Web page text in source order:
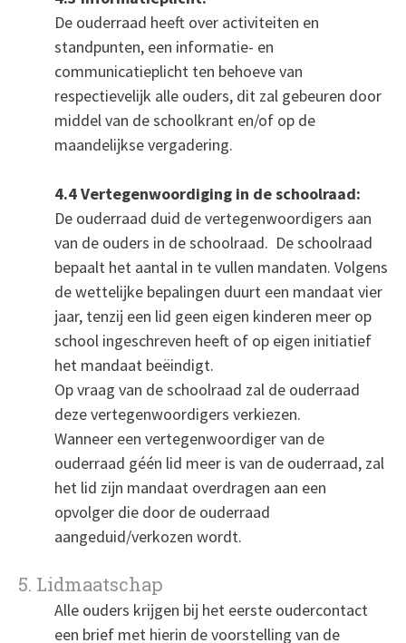
De ouderraad heeft over activiteiten en
standpunten, een informatie- en
communicatieplicht ten behoeve van
respectievelijk alle ouders, dit zal gebeuren door
middel van de schoolkrant en/of op de
maandelijkse vergadering.
4.4 Vertegenwoordiging in de schoolraad:
De ouderraad duid de vertegenwoordigers aan
van de ouders in de schoolraad. De schoolraad
bepaalt het aantal in te vullen mandaten. Volgens
de wettelijke bepalingen duurt een mandaat vier
jaar, tenzij een lid geen eigen kinderen meer op
school ingeschreven heeft of op eigen initiatief
het mandaat beëindigt.
Op vraag van de schoolraad zal de ouderraad
deze vertegenwoordigers verkiezen.
Wanneer een vertegenwoordiger van de
ouderraad géén lid meer is van de ouderraad, zal
het lid zijn mandaat overdragen aan een
opvolger die door de ouderraad
aangeduid/verkozen wordt.
5. Lidmaatschap
Alle ouders krijgen bij het eerste oudercontact
een brief met hierin de voorstelling van de